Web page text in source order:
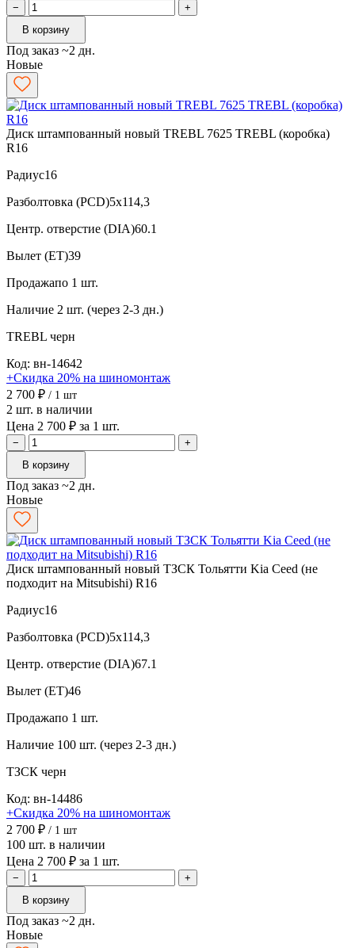
−
+
В корзину
Под заказ ~2 дн.
Новые
Диск штампованный новый TREBL 7625 TREBL (коробка)
R16
Радиус16
Разболтовка (PCD)5x114,3
Центр. отверстие (DIA)60.1
Вылет (ET)39
Продажапо 1 шт.
Наличие 2 шт. (через 2-3 дн.)
TREBL черн
Код: вн-14642
+Скидка 20% на шиномонтаж
2 700 ₽ / 1 шт
2 шт. в наличии
Цена 2 700 ₽ за 1 шт.
−
+
В корзину
Под заказ ~2 дн.
Новые
Диск штампованный новый ТЗСК Тольятти Kia Ceed (не
подходит на Mitsubishi) R16
Радиус16
Разболтовка (PCD)5x114,3
Центр. отверстие (DIA)67.1
Вылет (ET)46
Продажапо 1 шт.
Наличие 100 шт. (через 2-3 дн.)
ТЗСК черн
Код: вн-14486
+Скидка 20% на шиномонтаж
2 700 ₽ / 1 шт
100 шт. в наличии
Цена 2 700 ₽ за 1 шт.
−
+
В корзину
Под заказ ~2 дн.
Новые